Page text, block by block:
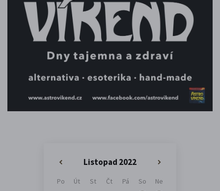
Listopad 2022
»
Po Út St Čt Pá So
Ne